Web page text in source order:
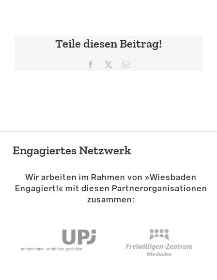
Teile diesen Beitrag!
Facebook E-
Engagiertes Netzwerk
Wir arbeiten im Rahmen von »Wiesbaden
Engagiert!« mit diesen Partner­or­ga­ni­sa­tionen
zusammen: